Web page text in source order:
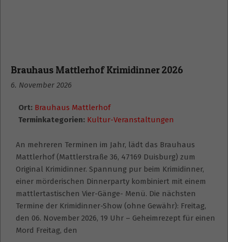
Brauhaus Mattlerhof Krimidinner 2026
6. November 2026
Ort: Brauhaus Mattlerhof
Terminkategorien: Kultur-Veranstaltungen
An mehreren Terminen im Jahr, lädt das Brauhaus
Mattlerhof (Mattlerstraße 36, 47169 Duisburg) zum
Original Krimidinner. Spannung pur beim Krimidinner,
einer mörderischen Dinnerparty kombiniert mit einem
mattlertastischen Vier-Gänge- Menü. Die nächsten
Termine der Krimidinner-Show (ohne Gewähr): Freitag,
den 06. November 2026, 19 Uhr – Geheimrezept für einen
Mord Freitag, den